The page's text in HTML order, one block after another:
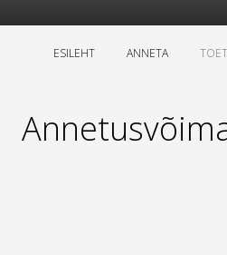
ESILEHT ANNETA